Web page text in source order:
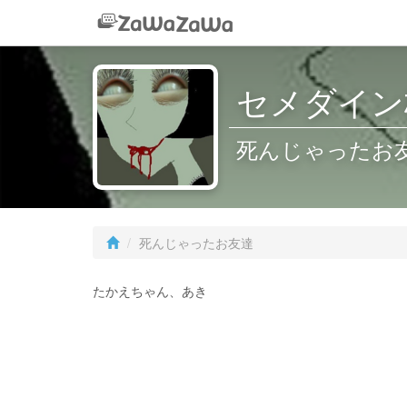
セメダイ
死んじゃったお
死んじゃったお友達
たかえちゃん、あき